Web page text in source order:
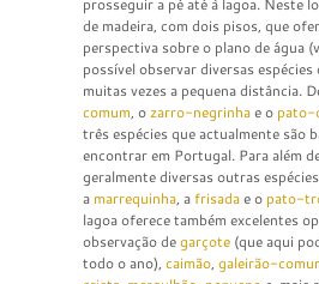
prosseguir a pé até à lagoa. Neste
de madeira, com dois pisos, que
perspectiva sobre o plano de água
possível observar diversas espécies
muitas vezes a pequena distância.
comum, ozarro-negrinhae o pato-
três espécies que actualmente são
encontrar em Portugal. Para além
geralmente diversas outras
a marrequinha, afrisadae o pato-
lagoa oferece também excelentes
observação degarçote (que aqui
todo o ano), caimão, galeirão-